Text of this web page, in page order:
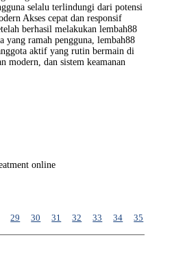
selalu terlindungi dari potensi
Akses cepat dan responsif
berhasil melakukan lembah88
yang ramah pengguna, lembah88
aktif yang rutin bermain di
modern, dan sistem keamanan
online
29 30 31 32 33 34 35